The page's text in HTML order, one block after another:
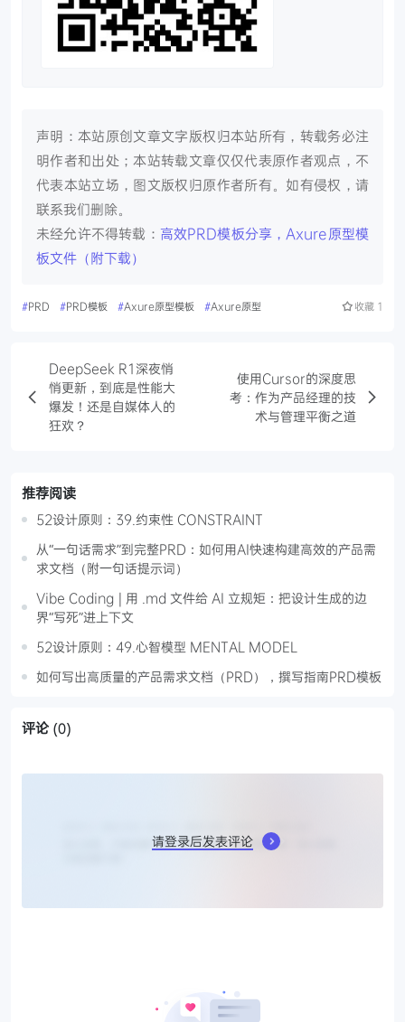
声明：本站原创文章文字版权归本站所有，转载务必注
明作者和出处；本站转载文章仅仅代表原作者观点，不
代表本站立场，图文版权归原作者所有。如有侵权，请
联系我们删除。
未经允许不得转载： 高效PRD模板分享，Axure原型模
板文件（附下载）
#PRD #PRD模板 #Axure原型模板 #Axure原型 收藏 1
DeepSeek R1深夜悄
悄更新，到底是性能大
爆发！还是自媒体人的
狂欢？
使用Cursor的深度思
考：作为产品经理的技
术与管理平衡之道
推荐阅读
52设计原则：39.约束性 CONSTRAINT
从“一句话需求”到完整PRD：如何用AI快速构建高效的产品需
求文档（附一句话提示词）
Vibe Coding | 用 .md 文件给 AI 立规矩：把设计生成的边
界“写死”进上下文
52设计原则：49.心智模型 MENTAL MODEL
如何写出高质量的产品需求文档（PRD），撰写指南PRD模板
评论 (0)
请登录后发表评论